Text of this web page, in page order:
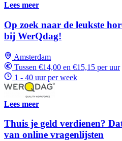
Lees meer
Op zoek naar de leukste
bij WerQdag!
Amsterdam
Tussen €14,00 en €15,15 per uur
1 - 40 uur per week
Lees meer
Thuis je geld verdienen?
van online vragenlijsten